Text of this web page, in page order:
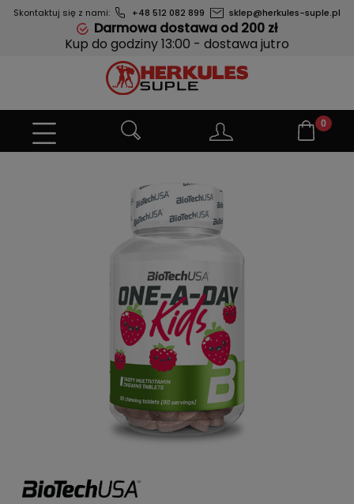
Skontaktuj się z nami: +48 512 082 899 sklep@herkules-suple.pl
Darmowa dostawa od 200 zł
Kup do godziny 13:00 - dostawa jutro